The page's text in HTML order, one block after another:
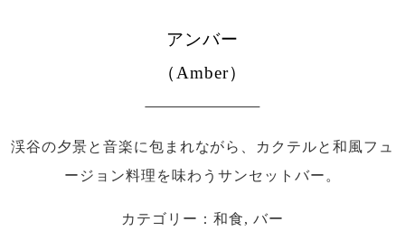
アンバー
（Amber）
渓谷の夕景と音楽に包まれながら、カクテルと和風フュ
ージョン料理を味わうサンセットバー。
カテゴリー：和食, バー